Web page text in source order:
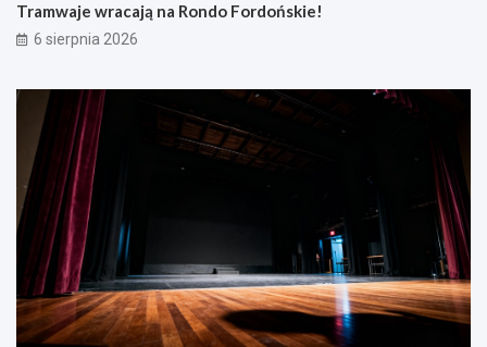
Tramwaje wracają na Rondo Fordońskie!
6 sierpnia 2026